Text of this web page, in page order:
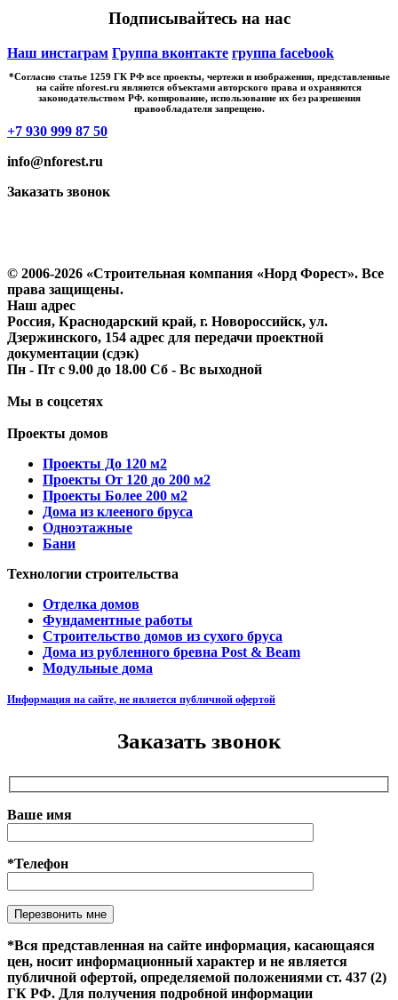
Подписывайтесь на нас
Наш инстаграм Группа вконтакте группа facebook
*Cогласно статье 1259 ГК РФ все проекты, чертежи и изображения, представленные
на сайте nforest.ru являются объектами авторского права и охраняются
законодательством РФ. копирование, использование их без разрешения
правообладателя запрещено.
+7 930 999 87 50
info@nforest.ru
Заказать звонок
© 2006-2026 «Строительная компания «Норд Форест». Все
права защищены.
Наш адрес
Россия, Краснодарский край, г. Новороссийск, ул.
Дзержинского, 154 адрес для передачи проектной
документации (сдэк)
Пн - Пт с 9.00 до 18.00 Сб - Вс выходной
Мы в соцсетях
Проекты домов
Проекты До 120 м2
Проекты От 120 до 200 м2
Проекты Более 200 м2
Дома из клееного бруса
Одноэтажные
Бани
Технологии строительства
Отделка домов
Фундаментные работы
Строительство домов из сухого бруса
Дома из рубленного бревна Post & Beam
Модульные дома
Информация на сайте, не является публичной офертой
Заказать звонок
Ваше имя
*Телефон
Оставьте это поле пустым.
*Вся представленная на сайте информация, касающаяся
цен, носит информационный характер и не является
публичной офертой, определяемой положениями ст. 437 (2)
ГК РФ. Для получения подробной информации